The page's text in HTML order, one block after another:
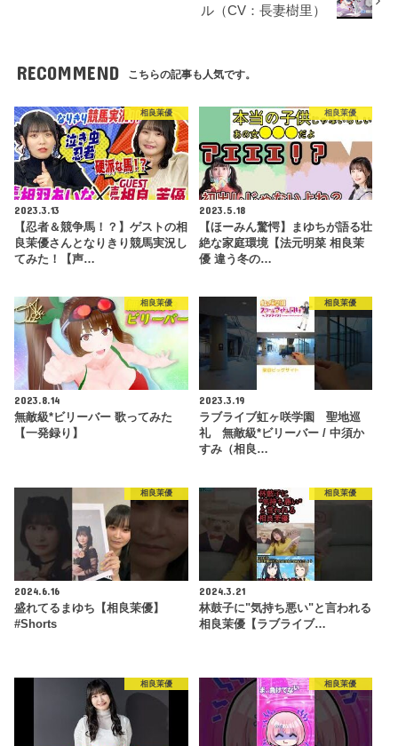
ル（CV：長妻樹里）
RECOMMEND こちらの記事も人気です。
相良茉優
2023.3.13
【忍者＆競争馬！？】ゲストの相
良茉優さんとなりきり競馬実況し
てみた！【声…
相良茉優
2023.5.18
【ほーみん驚愕】まゆちが語る壮
絶な家庭環境【法元明菜 相良茉
優 違う冬の…
相良茉優
2023.8.14
無敵級*ビリーバー 歌ってみた
【一発録り】
相良茉優
2023.3.19
ラブライブ虹ヶ咲学園 聖地巡
礼 無敵級*ビリーバー / 中須か
すみ（相良…
相良茉優
2024.6.16
盛れてるまゆち【相良茉優】
#Shorts
相良茉優
2024.3.21
林鼓子に"気持ち悪い"と言われる
相良茉優【ラブライブ…
相良茉優 相良茉優